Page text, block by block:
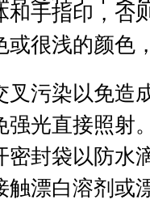
和手指印，否
或很浅的颜色
叉污染以免造
强光直接照射
密封袋以防水
触漂白溶剂或